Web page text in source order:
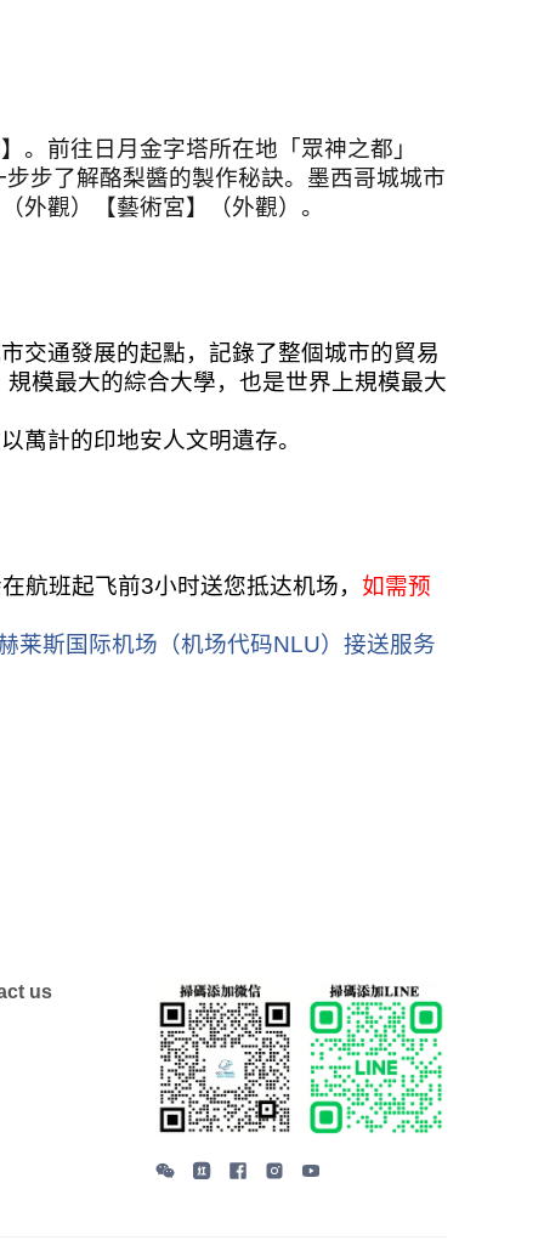
。前往日月金字塔所在地「眾神之都」
步了解酪梨醬的製作秘訣。墨西哥城城市
外觀）【藝術宮】（外觀）。
交通發展的起點，記錄了整個城市的貿易
模最大的綜合大學，也是世界上規模最大
萬計的印地安人文明遺存。
航班起飞前3小时送您抵达机场， 如需预
莱斯国际机场（机场代码NLU）接送服务
us